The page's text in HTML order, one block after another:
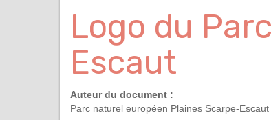
Logo du
Escaut
Auteur du document :
Parc naturel européen Plaines Scarpe-Escaut